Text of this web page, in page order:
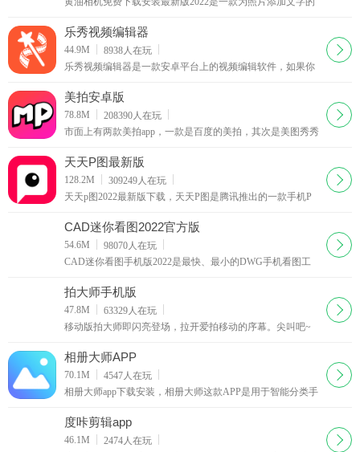
元素和模板。还有海量潮流滤镜贴纸壁纸可供选择，做海
报，拍萌照，全都不在话下。
乐秀视频编辑器
44.9M 8938人在玩
乐秀视频编辑器是一款安卓平台上的视频编辑软件，如果你
下载
美拍安卓版
78.8M 208390人在玩
市面上有两款美拍app，一款是百度的美拍，其次是美图秀秀
可以使用这款美拍最新版app拍摄自己的段视频咯。
下载
天天P图最新版
128.2M 309249人在玩
天天p图2022最新版下载，天天P图是腾讯推出的一款手机P
镜，而天天P图软件就给了我们很好的秀秀自己的机会
下载
CAD迷你看图2022官方版
54.6M 98070人在玩
CAD迷你看图手机版2022是最快、最小的DWG手机看图工
迷你看图是最快、最小的DWG看图工具。
下载
拍大师手机版
47.8M 63329人在玩
移动版拍大师即闪亮登场，拉开爱拍移动的序幕。尖叫吧~
视频创作变得简单，随时随地创作大时代已经到来，准备好
你的手机吧。
下载
相册大师APP
70.1M 4547人在玩
相册大师app下载安装，相册大师这款APP是用于智能分类手
管理，为用户带来相册的极速体验，欢迎免费下载，以及更
方便的感受
下载
度咔剪辑app
46.1M 2474人在玩
下载